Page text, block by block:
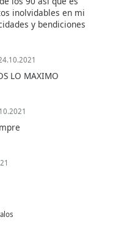
inolvidables en mi
y bendiciones
LO MAXIMO